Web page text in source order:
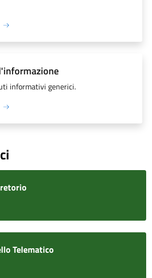
informativi generici.
Telematico